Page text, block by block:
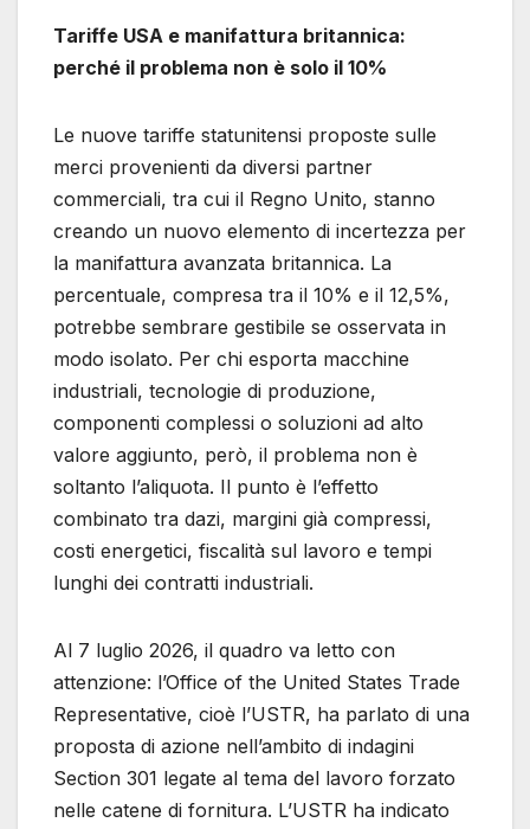
Tariffe USA e manifattura britannica:
perché il problema non è solo il 10%
Le nuove tariffe statunitensi proposte sulle
merci provenienti da diversi partner
commerciali, tra cui il Regno Unito, stanno
creando un nuovo elemento di incertezza per
la manifattura avanzata britannica. La
percentuale, compresa tra il 10% e il 12,5%,
potrebbe sembrare gestibile se osservata in
modo isolato. Per chi esporta macchine
industriali, tecnologie di produzione,
componenti complessi o soluzioni ad alto
valore aggiunto, però, il problema non è
soltanto l’aliquota. Il punto è l’effetto
combinato tra dazi, margini già compressi,
costi energetici, fiscalità sul lavoro e tempi
lunghi dei contratti industriali.
Al 7 luglio 2026, il quadro va letto con
attenzione: l’Office of the United States Trade
Representative, cioè l’USTR, ha parlato di una
proposta di azione nell’ambito di indagini
Section 301 legate al tema del lavoro forzato
nelle catene di fornitura. L’USTR ha indicato